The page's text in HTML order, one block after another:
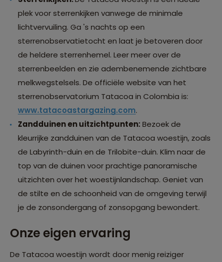
plek voor sterrenkijken vanwege de minimale
lichtvervuiling. Ga 's nachts op een
sterrenobservatietocht en laat je betoveren door
de heldere sterrenhemel. Leer meer over de
sterrenbeelden en zie adembenemende zichtbare
melkwegstelsels. De officiële website van het
sterrenobservatorium Tatacoa in Colombia is:
www.tatacoastargazing.com.
Zandduinen en uitzichtpunten:Bezoek de
kleurrijke zandduinen van de Tatacoa woestijn, zoals
de Labyrinth-duin en de Trilobite-duin. Klim naar de
top van de duinen voor prachtige panoramische
uitzichten over het woestijnlandschap. Geniet van
de stilte en de schoonheid van de omgeving terwijl
je de zonsondergang of zonsopgang bewondert.
Onze eigen ervaring
De Tatacoa woestijn wordt door menig reiziger